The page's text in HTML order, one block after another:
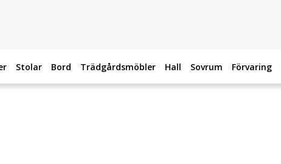
Stolar Bord Trädgårdsmöbler Hall Sovrum Förvaring